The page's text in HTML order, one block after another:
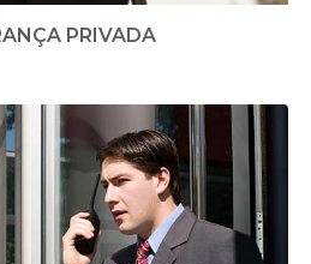
PRIVADA